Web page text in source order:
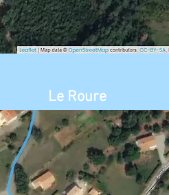
Le Roure